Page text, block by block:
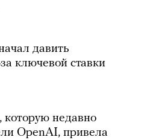
давить
ключевой ставки
которую недавно
OpenAI, привела